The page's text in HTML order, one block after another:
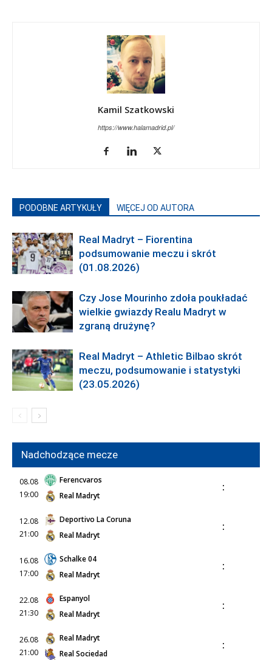
Kamil Szatkowski
https://www.halamadrid.pl/
PODOBNE ARTYKUŁY WIĘCEJ OD AUTORA
Real Madryt – Fiorentina
podsumowanie meczu i skrót
(01.08.2026)
Czy Jose Mourinho zdoła poukładać
wielkie gwiazdy Realu Madryt w
zgraną drużynę?
Real Madryt – Athletic Bilbao skrót
meczu, podsumowanie i statystyki
(23.05.2026)
Nadchodzące mecze
08.08
19:00
Ferencvaros
Real Madryt
:
12.08
21:00
Deportivo La Coruna
Real Madryt
:
16.08
17:00
Schalke 04
Real Madryt
:
22.08
21:30
Espanyol
Real Madryt
:
26.08
21:00
Real Madryt
Real Sociedad
: